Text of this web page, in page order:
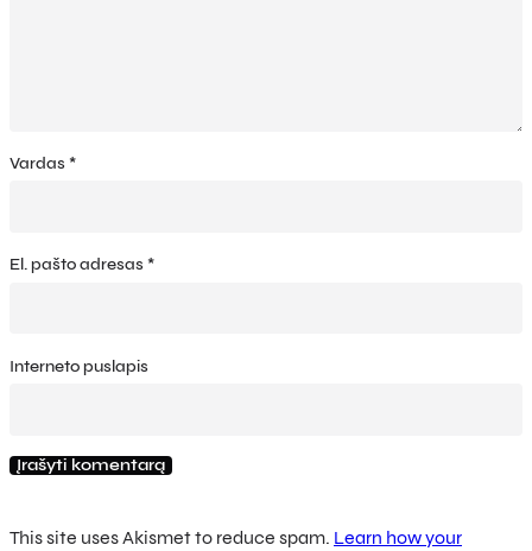
Vardas *
El. pašto adresas *
Interneto puslapis
This site uses Akismet to reduce spam. Learn how your